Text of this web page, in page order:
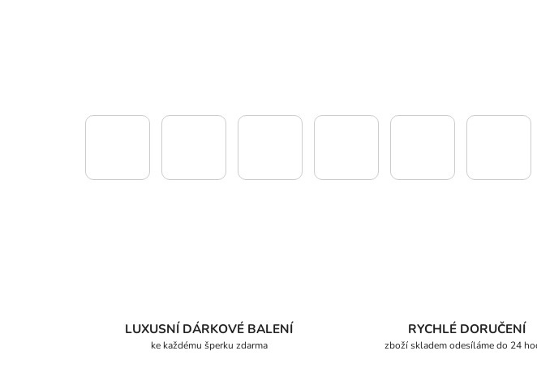
LUXUSNÍ DÁRKOVÉ BALENÍ
ke každému šperku zdarma
RYCHLÉ DORUČENÍ
zboží skladem odesíláme do 24